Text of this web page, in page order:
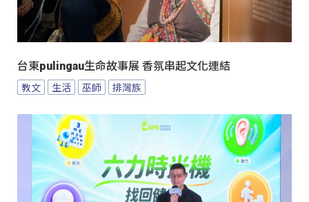
台東pulingau生命故事展 香氛串起文化連結
教文 生活 巫師 排灣族